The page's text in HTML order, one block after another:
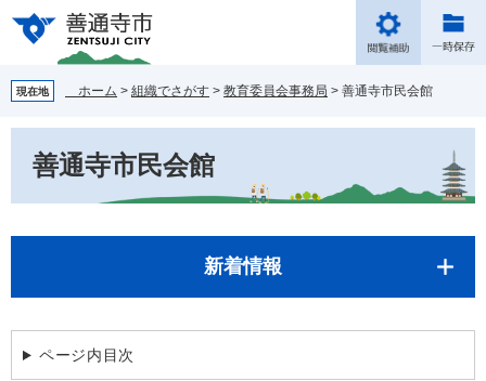
の
先
頭
ー
を
飛
文
現在地 ホーム > 組織でさがす > 教育委員会事務局 > 善通寺市民会館
善通寺市民会館
新着情報
ページ内目次